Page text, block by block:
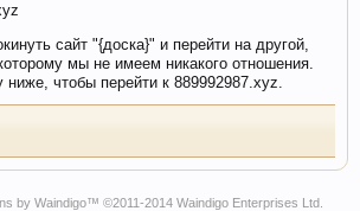
сайт "{доска}" и перейти на другой,
мы не имеем никакого отношения.
ниже, чтобы перейти к 889992987.xyz.
by Waindigo™ ©2011-2014 Waindigo Enterprises Ltd.